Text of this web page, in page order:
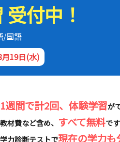
付中！
/国語
19日(水)
1週間で計2回、体験学習が
教材費など含め、 すべて無料です
学力診断テストで現在の学力も